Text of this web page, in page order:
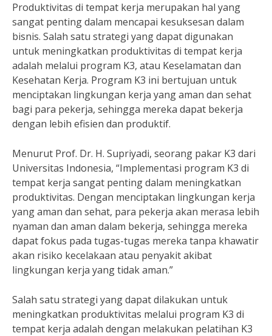
Produktivitas di tempat kerja merupakan hal yang
sangat penting dalam mencapai kesuksesan dalam
bisnis. Salah satu strategi yang dapat digunakan
untuk meningkatkan produktivitas di tempat kerja
adalah melalui program K3, atau Keselamatan dan
Kesehatan Kerja. Program K3 ini bertujuan untuk
menciptakan lingkungan kerja yang aman dan sehat
bagi para pekerja, sehingga mereka dapat bekerja
dengan lebih efisien dan produktif.
Menurut Prof. Dr. H. Supriyadi, seorang pakar K3 dari
Universitas Indonesia, “Implementasi program K3 di
tempat kerja sangat penting dalam meningkatkan
produktivitas. Dengan menciptakan lingkungan kerja
yang aman dan sehat, para pekerja akan merasa lebih
nyaman dan aman dalam bekerja, sehingga mereka
dapat fokus pada tugas-tugas mereka tanpa khawatir
akan risiko kecelakaan atau penyakit akibat
lingkungan kerja yang tidak aman.”
Salah satu strategi yang dapat dilakukan untuk
meningkatkan produktivitas melalui program K3 di
tempat kerja adalah dengan melakukan pelatihan K3